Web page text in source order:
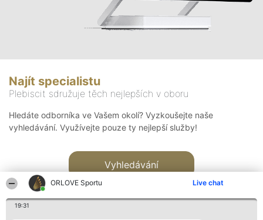
ORLOVE Sportu Live chat
19:31
Najít specialistu
Plebiscit sdružuje těch nejlepších v oboru
Hledáte odborníka ve Vašem okolí? Vyzkoušejte naše
vyhledávání. Využívejte pouze ty nejlepší služby!
Vyhledávání